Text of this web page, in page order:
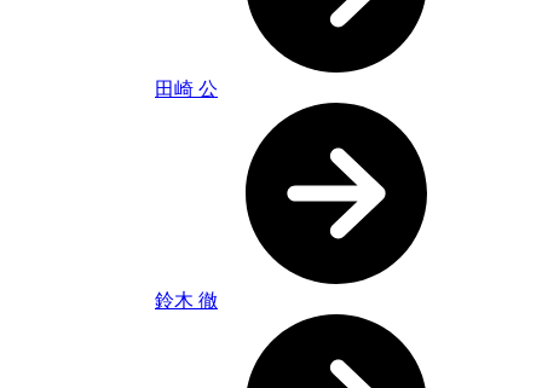
田崎 公
鈴木 徹